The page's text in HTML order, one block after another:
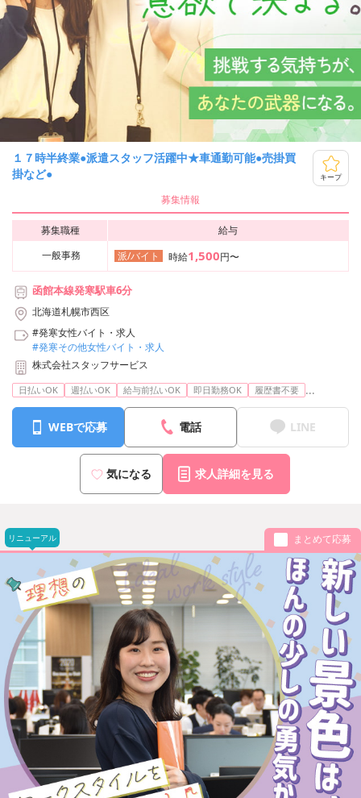
１７時半終業●派遣スタッフ活躍中★車通勤可能●売掛買
掛など●
キープ
募集情報
募集職種
給与
一般事務
派/バイト 時給1,500円〜
函館本線発寒駅車6分
北海道札幌市西区
#発寒女性バイト・求人
#発寒その他女性バイト・求人
株式会社スタッフサービス
日払いOK 週払いOK 給与前払いOK 即日勤務OK 履歴書不要 ...
WEBで応募 電話 LINE
気になる 求人詳細を見る
リニューアル まとめて応募